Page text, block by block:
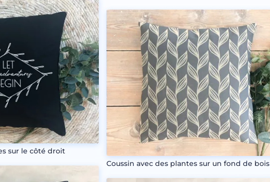
sur le côté droit
Coussin avec des plantes sur un fond de bois